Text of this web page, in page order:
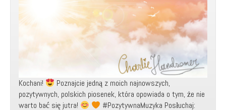
Kochani!
Poznajcie jedną z moich najnowszych,
pozytywnych, polskich piosenek, która opowiada o tym, że nie
warto bać się jutra!
#PozytywnaMuzyka Posłuchaj: